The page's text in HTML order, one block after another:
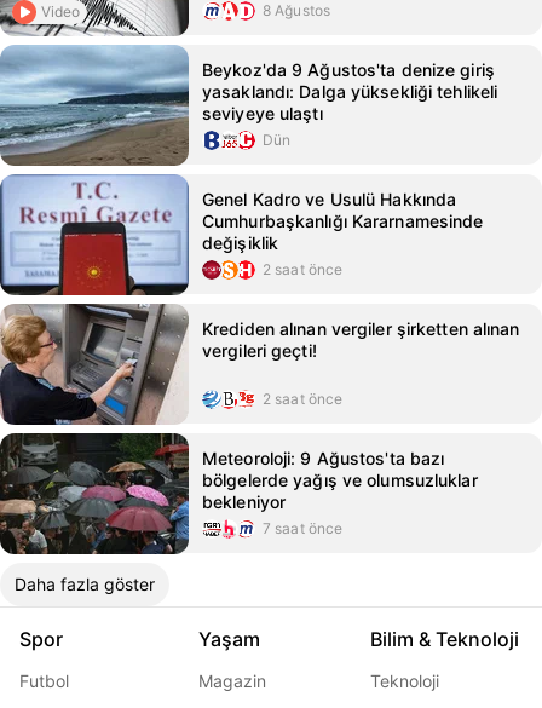
Video 8 Ağustos
Beykoz'da 9 Ağustos'ta denize giriş
yasaklandı: Dalga yüksekliği tehlikeli
seviyeye ulaştı
Dün
Genel Kadro ve Usulü Hakkında
Cumhurbaşkanlığı Kararnamesinde
değişiklik
2 saat önce
Krediden alınan vergiler şirketten alınan
vergileri geçti!
2 saat önce
Meteoroloji: 9 Ağustos'ta bazı
bölgelerde yağış ve olumsuzluklar
bekleniyor
7 saat önce
Daha fazla göster
Spor
Futbol
Yaşam
Magazin
Bilim & Teknoloji
Teknoloji